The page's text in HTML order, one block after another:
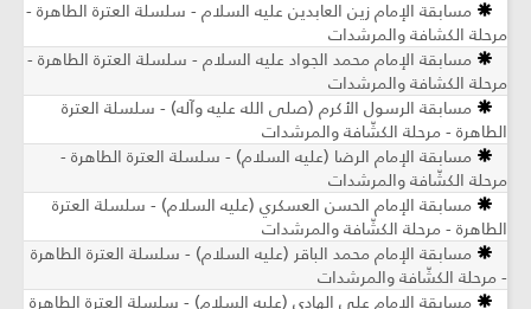
مسابقة الإمام زين العابدين عليه السلام - سلسلة العترة الطاهرة -
مرحلة الكشافة والمرشدات
مسابقة الإمام محمد الجواد عليه السلام - سلسلة العترة الطاهرة -
مرحلة الكشافة والمرشدات
مسابقة الرسول الأكرم (صلى الله عليه وآله) - سلسلة العترة
الطاهرة - مرحلة الكشّافة والمرشدات
مسابقة الإمام الرضا (عليه السلام) - سلسلة العترة الطاهرة -
مرحلة الكشّافة والمرشدات
مسابقة الإمام الحسن العسكري (عليه السلام) - سلسلة العترة
الطاهرة - مرحلة الكشّافة والمرشدات
مسابقة الإمام محمد الباقر (عليه السلام) - سلسلة العترة الطاهرة
- مرحلة الكشّافة والمرشدات
مسابقة الإمام علي الهادي (عليه السلام) - سلسلة العترة الطاهرة